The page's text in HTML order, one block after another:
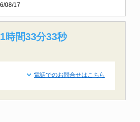
08/17
時間33分32秒
電話でのお問合せはこちら